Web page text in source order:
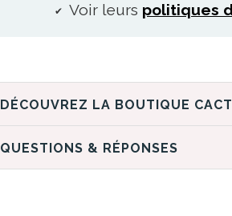
Voir leurs politiques
QUESTIONS & RÉPONSES